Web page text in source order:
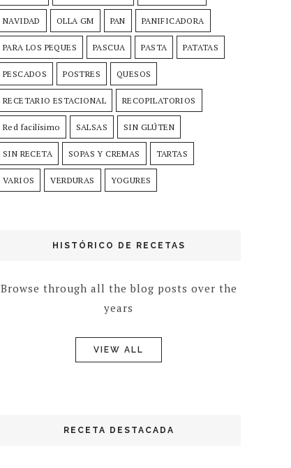
NAVIDAD OLLA GM PAN PANIFICADORA
PARA LOS PEQUES PASCUA PASTA PATATAS
PESCADOS POSTRES QUESOS
RECETARIO ESTACIONAL RECOPILATORIOS
Red facilísimo SALSAS SIN GLÚTEN
SIN RECETA SOPAS Y CREMAS TARTAS
VARIOS VERDURAS YOGURES
HISTÓRICO DE RECETAS
Browse through all the blog posts over the
years
VIEW ALL
RECETA DESTACADA